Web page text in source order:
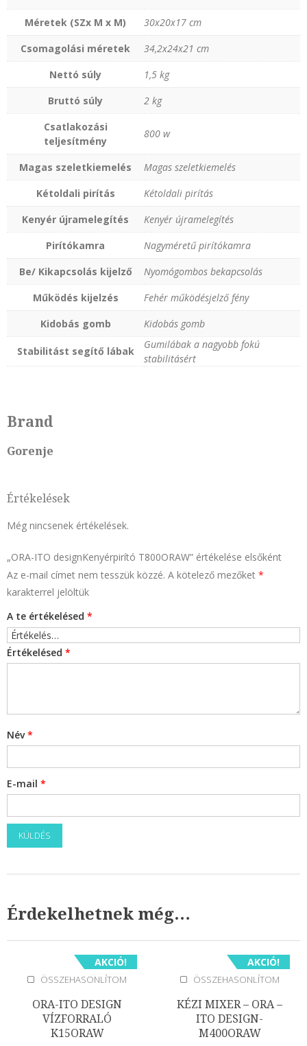
Méretek (SZx M x M)
30x20x17 cm
Csomagolási méretek
34,2x24x21 cm
Nettó súly
1‚5 kg
Bruttó súly
2 kg
Csatlakozási
teljesítmény
800 w
Magas szeletkiemelés
Magas szeletkiemelés
Kétoldali pirítás
Kétoldali pirítás
Kenyér újramelegítés
Kenyér újramelegítés
Pirítókamra
Nagyméretű pirítókamra
Be/ Kikapcsolás kijelző
Nyomógombos bekapcsolás
Működés kijelzés
Fehér működésjelző fény
Kidobás gomb
Kidobás gomb
Stabilitást segítő lábak
Gumilábak a nagyobb fokú
stabilitásért
Brand
Gorenje
Értékelések
Még nincsenek értékelések.
„ORA-ITO designKenyérpirító T800ORAW” értékelése elsőként
Az e-mail címet nem tesszük közzé. A kötelező mezőket *
karakterrel jelöltük
A te értékelésed *
Értékelésed *
Név*
E-mail *
Érdekelhetnek még…
AKCIÓ!
ÖSSZEHASONLÍTOM
ORA-ITO DESIGN
VÍZFORRALÓ
K15ORAW
AKCIÓ!
ÖSSZEHASONLÍTOM
KÉZI MIXER – ORA –
ITO DESIGN-
M400ORAW